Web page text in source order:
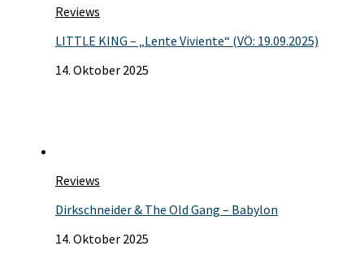
Reviews
LITTLE KING – „Lente Viviente“ (VÖ: 19.09.2025)
14. Oktober 2025
Reviews
Dirkschneider & The Old Gang – Babylon
14. Oktober 2025